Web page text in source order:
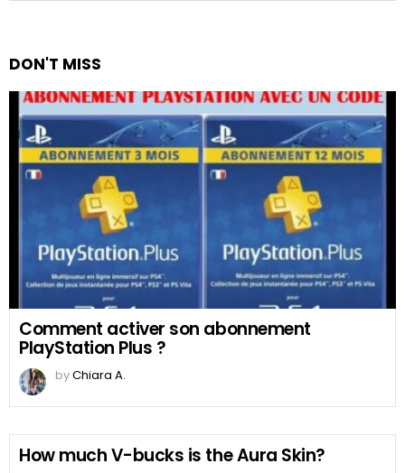
DON'T MISS
Comment activer son abonnement
PlayStation Plus ?
byChiara A.
How much V-bucks is the Aura Skin?